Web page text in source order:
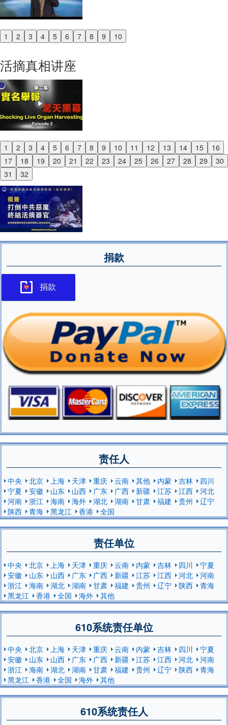
1 2 3 4 5 6 7 8 9 10
Previous
活摘真相讲座
1 2 3 4 5 6 7 8 9 10 11 12 13 14 15
16
17
18 19 20 21 22 23 24 25 26 27 28 29
30
31
32
Previous
Next
捐款
捐款
责任人
中央 北京 上海 天津 重庆 云南 其他 内蒙 吉林
四川
宁夏
安徽 山东 山西 广东 广西 新疆 江苏 江西
河北
河南
浙江 海南 海外 湖北 湖南 甘肃 福建 贵州
辽宁
陕西
青海 黑龙江 香港 全国
责任单位
中央 北京 上海 天津 重庆 云南 内蒙 吉林 四川
宁夏
安徽
山东 山西 广东 广西 新疆 江苏 江西 河北
河南
浙江
海南 湖北 湖南 甘肃 福建 贵州 辽宁 陕西
青海
黑龙江
香港 全国 海外 其他
610系统责任单位
中央 北京 上海 天津 重庆 云南 内蒙 吉林 四川
宁夏
安徽
山东 山西 广东 广西 新疆 江苏 江西 河北
河南
浙江
海南 湖北 湖南 甘肃 福建 贵州 辽宁 陕西
青海
黑龙江
香港 全国 海外 其他
610系统责任人